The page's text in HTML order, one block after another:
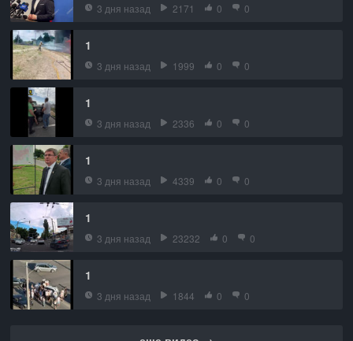
3 дня назад 2171 0 0
1
3 дня назад 1999 0 0
1
3 дня назад 2336 0 0
1
3 дня назад 4339 0 0
1
3 дня назад 23232 0 0
1
3 дня назад 1844 0 0